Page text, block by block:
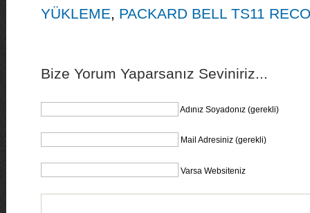
YÜKLEME, PACKARD BELL TS11
Bize Yorum Yaparsanız Seviniriz...
Adınız Soyadonız (gerekli)
Mail Adresiniz (gerekli)
Varsa Websiteniz